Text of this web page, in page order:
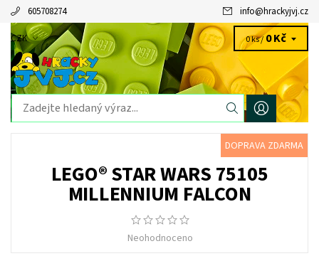
605708274 info@hrackyjvj.cz
CZK 0 ks /0 Kč
DOPRAVA ZDARMA
LEGO® STAR WARS 75105
MILLENNIUM FALCON
Neohodnoceno